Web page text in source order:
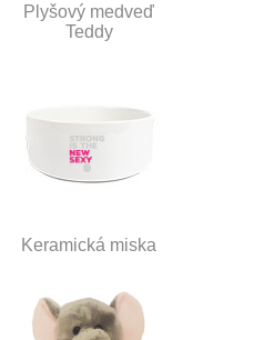
Plyšový medveď
Teddy
Keramická miska